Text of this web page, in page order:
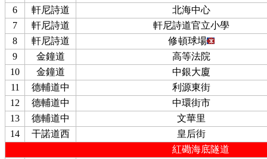
6
軒尼詩道
北海中心
7
軒尼詩道
軒尼詩道官立小學
8
軒尼詩道
修頓球場
9
金鐘道
高等法院
10
金鐘道
中銀大廈
11
德輔道中
利源東街
12
德輔道中
中環街市
13
德輔道中
文華里
14
干諾道西
皇后街
紅磡海底隧道